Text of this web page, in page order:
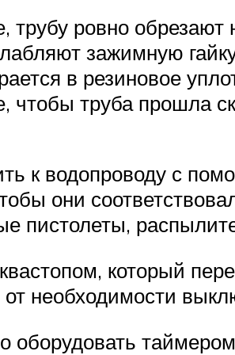
трубу ровно
зажимную
в резиновое
труба прошла
к водопроводу с
они
пистолеты,
который
от необходимости
оборудовать